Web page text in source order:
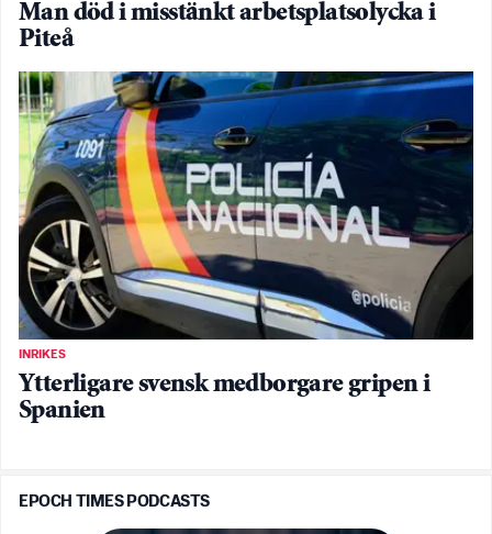
Man död i misstänkt arbetsplatsolycka i
Piteå
INRIKES
Ytterligare svensk medborgare gripen i
Spanien
EPOCH TIMES PODCASTS